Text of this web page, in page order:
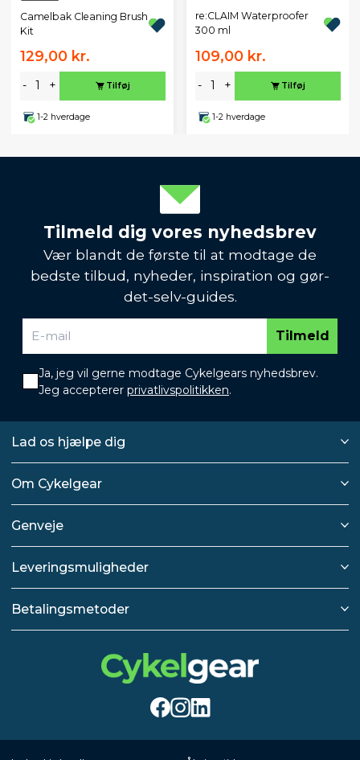
Camelbak Cleaning Brush
Kit
129,00 kr.
- + Tilføj
1-2 hverdage
re:CLAIM Waterproofer
300 ml
109,00 kr.
- + Tilføj
1-2 hverdage
Tilmeld dig vores nyhedsbrev
Vær blandt de første til at modtage de
bedste tilbud, nyheder, inspiration og gør-
det-selv-guides.
Tilmeld
Ja, jeg vil gerne modtage Cykelgears nyhedsbrev.
Jeg accepterer privatlivspolitikken.
Lad os hjælpe dig
Om Cykelgear
Genveje
Leveringsmuligheder
Betalingsmetoder